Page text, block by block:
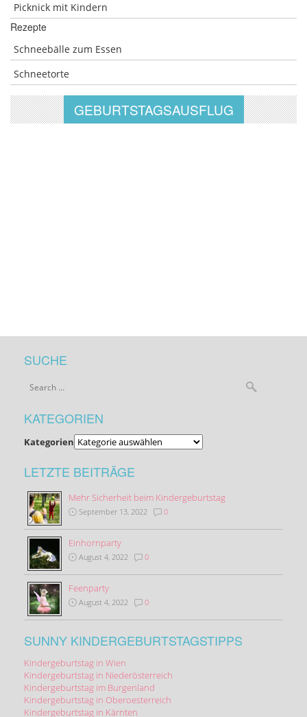
Picknick mit Kindern
Rezepte
Schneebälle zum Essen
Schneetorte
GEBURTSTAGSAUSFLUG
SUCHE
KATEGORIEN
Kategorien
LETZTE BEITRÄGE
Mehr Sicherheit beim Kindergeburtstag
September 13, 2022 0
Einhornparty
August 4, 2022 0
Feenparty
August 4, 2022 0
SUNNY KINDERGEBURTSTAGSTIPPS
Kindergeburtstag in Wien
Kindergeburtstag in Niederösterreich
Kindergeburtstag im Burgenland
Kindergeburtstag in Oberoesterreich
Kindergeburtstag in Kärnten